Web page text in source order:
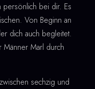
persönlich bei dir. Es
Von Beginn an
dich auch begleitet.
Marl durch
sechzig und